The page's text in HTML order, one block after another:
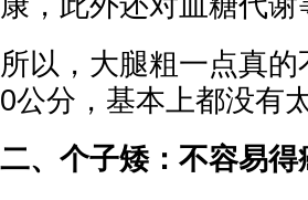
所以，大腿粗一点真
0公分，基本上都没有
二、个子矮：不容易得